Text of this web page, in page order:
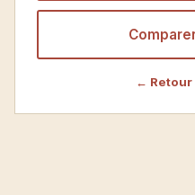
← Retour